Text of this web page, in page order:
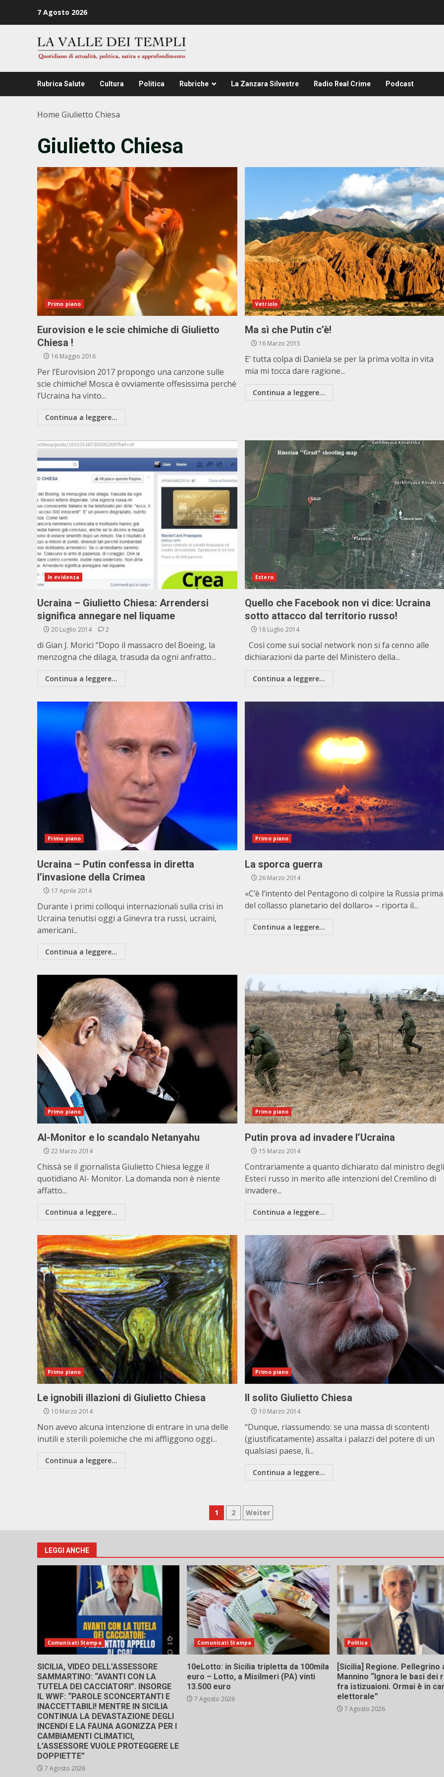
7 Agosto 2026
Rubrica Salute Cultura Politica Rubriche La Zanzara Silvestre Radio Real Crime Podcast
Home Giulietto Chiesa
Giulietto Chiesa
Primo piano
Eurovision e le scie chimiche di Giulietto
Chiesa !
16 Maggio 2016
Per l’Eurovision 2017 propongo una canzone sulle
scie chimiche! Mosca è ovviamente offesissima perché
l’Ucraina ha vinto...
Continua a leggere...
Vetriolo
Ma sì che Putin c’è!
16 Marzo 2015
E’ tutta colpa di Daniela se per la prima volta in vita
mia mi tocca dare ragione...
Continua a leggere...
In evidenza
Ucraina – Giulietto Chiesa: Arrendersi
significa annegare nel liquame
20 Luglio 2014 2
di Gian J. Morici “Dopo il massacro del Boeing, la
menzogna che dilaga, trasuda da ogni anfratto...
Continua a leggere...
Estero
Quello che Facebook non vi dice: Ucraina
sotto attacco dal territorio russo!
18 Luglio 2014
Così come sui social network non si fa cenno alle
dichiarazioni da parte del Ministero della...
Continua a leggere...
Primo piano
Ucraina – Putin confessa in diretta
l’invasione della Crimea
17 Aprile 2014
Durante i primi colloqui internazionali sulla crisi in
Ucraina tenutisi oggi a Ginevra tra russi, ucraini,
americani...
Continua a leggere...
Primo piano
La sporca guerra
26 Marzo 2014
«C’è l’intento del Pentagono di colpire la Russia prima
del collasso planetario del dollaro» – riporta il...
Continua a leggere...
Primo piano
Al-Monitor e lo scandalo Netanyahu
22 Marzo 2014
Chissà se il giornalista Giulietto Chiesa legge il
quotidiano Al- Monitor. La domanda non è niente
affatto...
Continua a leggere...
Primo piano
Putin prova ad invadere l’Ucraina
15 Marzo 2014
Contrariamente a quanto dichiarato dal ministro
Esteri russo in merito alle intenzioni del Cremlino di
invadere...
Continua a leggere...
Primo piano
Le ignobili illazioni di Giulietto Chiesa
10 Marzo 2014
Non avevo alcuna intenzione di entrare in una delle
inutili e sterili polemiche che mi affliggono oggi...
Continua a leggere...
Primo piano
Il solito Giulietto Chiesa
10 Marzo 2014
“Dunque, riassumendo: se una massa di scontenti
(giustificatamente) assalta i palazzi del potere di un
qualsiasi paese, li...
Continua a leggere...
Paginazione
degli
articoli
1 2 Weiter
LEGGI ANCHE
Comunicati Stampa
SICILIA, VIDEO DELL’ASSESSORE
SAMMARTINO: “AVANTI CON LA
TUTELA DEI CACCIATORI”. INSORGE
IL WWF: “PAROLE SCONCERTANTI E
INACCETTABILI! MENTRE IN SICILIA
CONTINUA LA DEVASTAZIONE DEGLI
INCENDI E LA FAUNA AGONIZZA PER I
CAMBIAMENTI CLIMATICI,
L’ASSESSORE VUOLE PROTEGGERE LE
DOPPIETTE”
7 Agosto 2026
Comunicati Stampa
10eLotto: in Sicilia tripletta da 100mila
euro – Lotto, a Misilmeri (PA) vinti
13.500 euro
7 Agosto 2026
Politica
[Sicilia] Regione. Pellegrino
Mannino “Ignora le basi dei
fra istizuaioni. Ormai è in
elettorale”
7 Agosto 2026